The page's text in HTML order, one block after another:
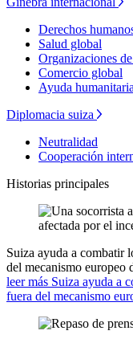
Derechos
Salud global
Organizaciones
Comercio global
Ayuda humanitaria
Diplomacia suiza
Neutralidad
Cooperación
Historias principales
Suiza ayuda a combatir
del mecanismo europeo
leer más Suiza ayuda a
fuera del mecanismo